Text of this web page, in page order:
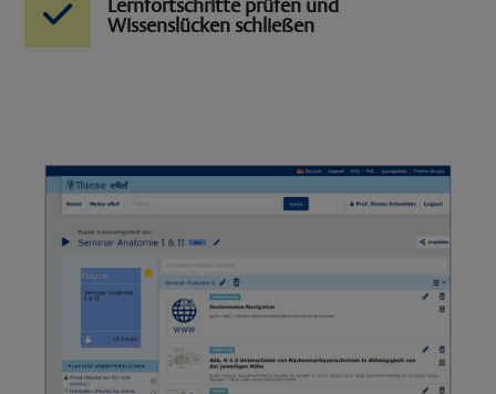
Wissenslücken schließen